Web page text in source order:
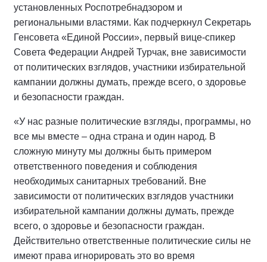
установленных Роспотребнадзором и
региональными властями. Как подчеркнул Секретарь
Генсовета «Единой России», первый вице-спикер
Совета Федерации Андрей Турчак, вне зависимости
от политических взглядов, участники избирательной
кампании должны думать, прежде всего, о здоровье
и безопасности граждан.
«У нас разные политические взгляды, программы, но
все мы вместе – одна страна и один народ. В
сложную минуту мы должны быть примером
ответственного поведения и соблюдения
необходимых санитарных требований. Вне
зависимости от политических взглядов участники
избирательной кампании должны думать, прежде
всего, о здоровье и безопасности граждан.
Действительно ответственные политические силы не
имеют права игнорировать это во время